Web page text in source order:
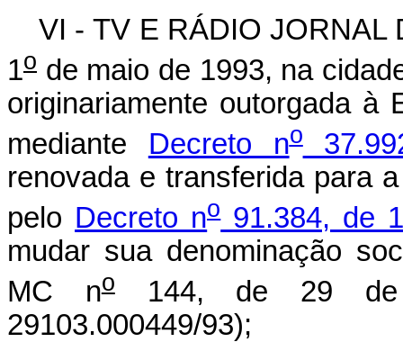
VI - TV E RÁDIO JORNAL
1o de maio de 1993, na
originariamente outorgada à
mediante Decreto no
renovada e transferida para
pelo Decreto no91.384, de
mudar sua denominação
MC no144, de 29 de
29103.000449/93);